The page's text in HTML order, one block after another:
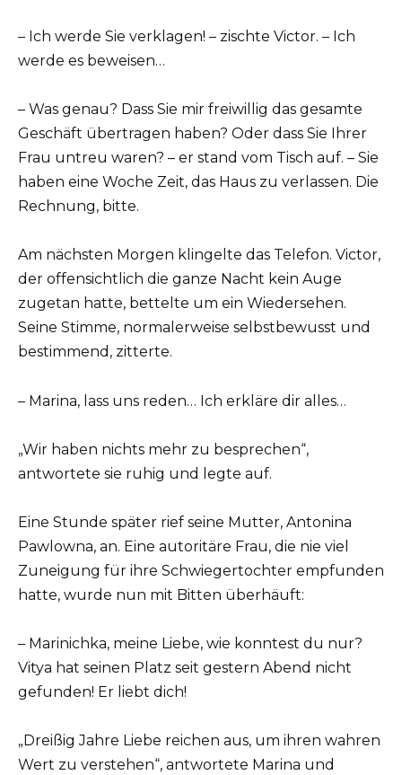
– Ich werde Sie verklagen! – zischte Victor. – Ich
werde es beweisen…
– Was genau? Dass Sie mir freiwillig das gesamte
Geschäft übertragen haben? Oder dass Sie Ihrer
Frau untreu waren? – er stand vom Tisch auf. – Sie
haben eine Woche Zeit, das Haus zu verlassen. Die
Rechnung, bitte.
Am nächsten Morgen klingelte das Telefon. Victor,
der offensichtlich die ganze Nacht kein Auge
zugetan hatte, bettelte um ein Wiedersehen.
Seine Stimme, normalerweise selbstbewusst und
bestimmend, zitterte.
– Marina, lass uns reden… Ich erkläre dir alles…
„Wir haben nichts mehr zu besprechen“,
antwortete sie ruhig und legte auf.
Eine Stunde später rief seine Mutter, Antonina
Pawlowna, an. Eine autoritäre Frau, die nie viel
Zuneigung für ihre Schwiegertochter empfunden
hatte, wurde nun mit Bitten überhäuft:
– Marinichka, meine Liebe, wie konntest du nur?
Vitya hat seinen Platz seit gestern Abend nicht
gefunden! Er liebt dich!
„Dreißig Jahre Liebe reichen aus, um ihren wahren
Wert zu verstehen“, antwortete Marina und